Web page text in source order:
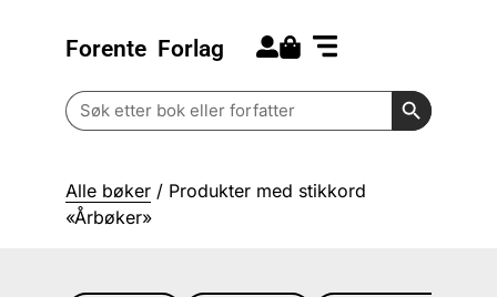
Forente Forlag
Search
for:
Search
Alle bøker / Produkter med stikkord
«Årbøker»